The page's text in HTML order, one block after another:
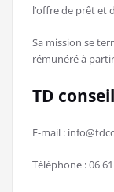
l’offre de prêt et
Sa mission se
rémunéré à
TD
E-mail :
Téléphone : 06